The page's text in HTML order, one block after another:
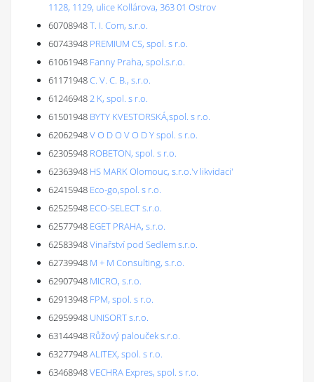
1128, 1129, ulice Kollárova, 363 01 Ostrov
60708948T. I. Com, s.r.o.
60743948 PREMIUM CS, spol. s r.o.
61061948 Fanny Praha, spol.s.r.o.
61171948C. V. C. B., s.r.o.
612469482 K, spol. s r.o.
61501948 BYTY KVESTORSKÁ,spol. s r.o.
62062948V O D O V O D Y spol. s r.o.
62305948 ROBETON, spol. s r.o.
62363948 HS MARK Olomouc, s.r.o.'v likvidaci'
62415948 Eco-go,spol. s r.o.
62525948 ECO-SELECT s.r.o.
62577948 EGET PRAHA, s.r.o.
62583948Vinařství pod Sedlem s.r.o.
62739948 M + M Consulting, s.r.o.
62907948 MICRO, s.r.o.
62913948 FPM, spol. s r.o.
62959948 UNISORT s.r.o.
63144948 Růžový palouček s.r.o.
63277948ALITEX, spol. s r.o.
63468948VECHRA Expres, spol. s r.o.